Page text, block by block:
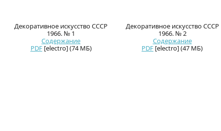
Декоративное искусство СССР
1966. № 1
Содержание
PDF[electro] (74 МБ)
Декоративное искусство СССР
1966. № 2
Содержание
PDF [electro] (47 МБ)